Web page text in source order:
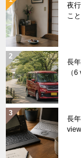
夜
こと
長
（6
長
view